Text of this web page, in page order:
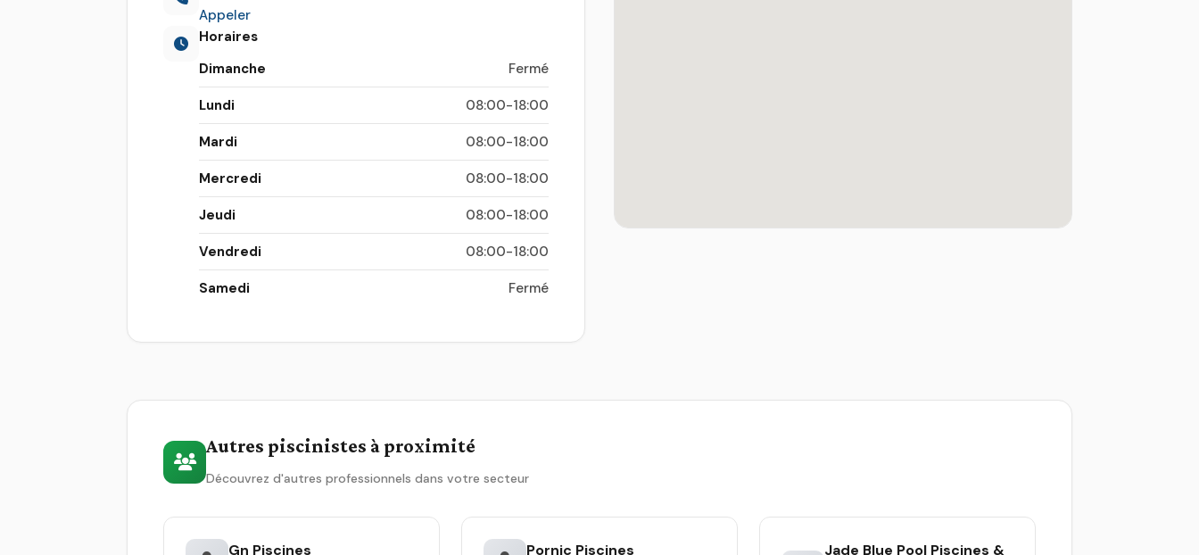
Appeler
Horaires
Dimanche
Fermé
Lundi 08:00-18:00
Mardi 08:00-18:00
Mercredi 08:00-18:00
Jeudi 08:00-18:00
Vendredi 08:00-18:00
Samedi Fermé
Autres piscinistes à proximité
Découvrez d'autres professionnels dans votre secteur
Gn Piscines Pornic Piscines Jade Blue Pool Piscines &